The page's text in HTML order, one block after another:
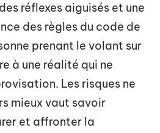
réflexes aiguisés et une
des règles du code de
prenant le volant sur
à une réalité qui ne
Les risques ne
mieux vaut savoir
et affronter la